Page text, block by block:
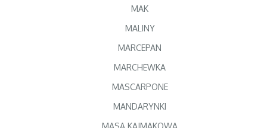
MAK
MALINY
MARCEPAN
MARCHEWKA
MASCARPONE
MANDARYNKI